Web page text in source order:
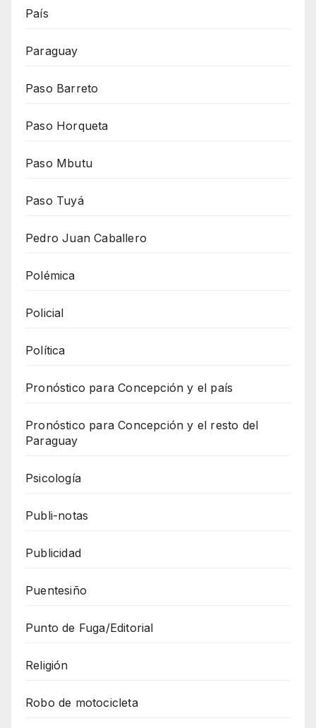
País
Paraguay
Paso Barreto
Paso Horqueta
Paso Mbutu
Paso Tuyá
Pedro Juan Caballero
Polémica
Policial
Política
Pronóstico para Concepción y el país
Pronóstico para Concepción y el resto del
Paraguay
Psicología
Publi-notas
Publicidad
Puentesiño
Punto de Fuga/Editorial
Religión
Robo de motocicleta